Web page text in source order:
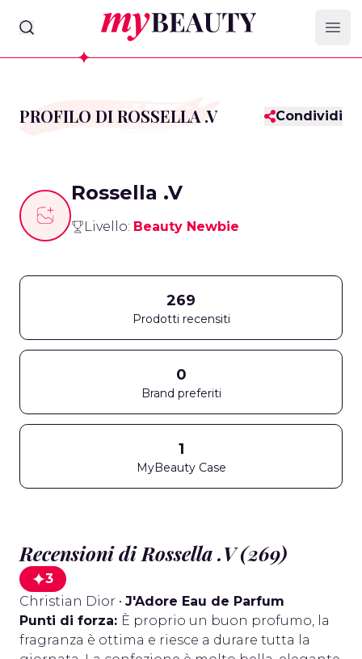
myBeauty
PROFILO DI ROSSELLA .V Condividi
Rossella .V
Livello: Beauty Newbie
269
Prodotti recensiti
0
Brand preferiti
1
MyBeauty Case
Recensioni di Rossella .V (269)
3
Christian Dior • J'Adore Eau de Parfum
Punti di forza: È proprio un buon profumo, la
fragranza è ottima e riesce a durare tutta la